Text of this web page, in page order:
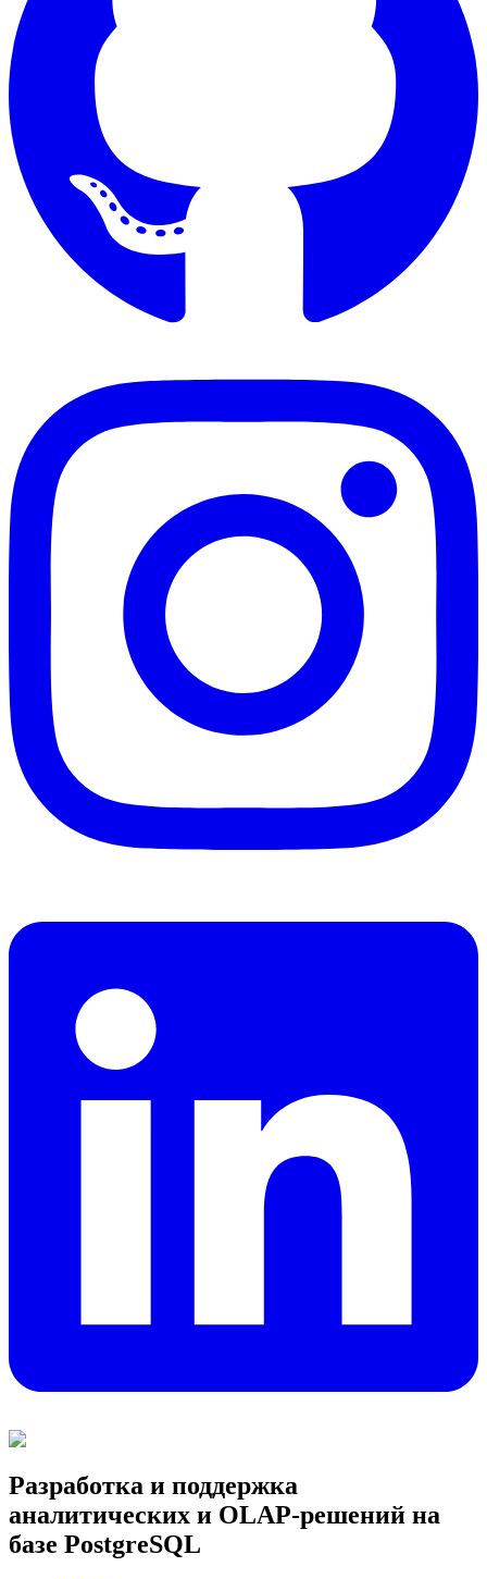
Разработка и поддержка
аналитических и OLAP-решений на
базе PostgreSQL